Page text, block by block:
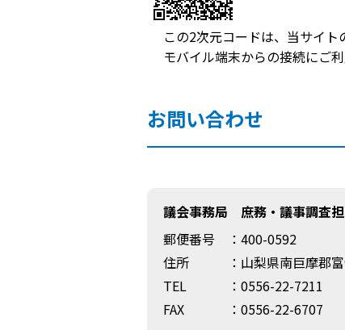
この2次元コードは、当サイト
モバイル端末からの接続にご利
お問い合わせ
議会事務局 庶務・議事調査
郵便番号
：400-0592
住所
：山梨県南巨摩郡
TEL
：0556-22-7211
FAX
：0556-22-6707